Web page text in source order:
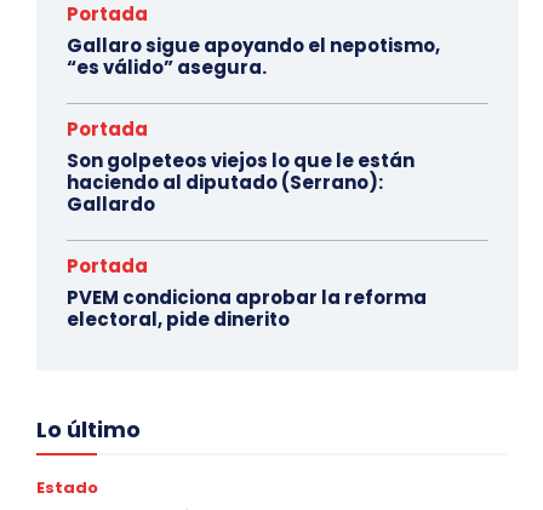
Portada
Gallaro sigue apoyando el nepotismo,
“es válido” asegura.
Portada
Son golpeteos viejos lo que le están
haciendo al diputado (Serrano):
Gallardo
Portada
PVEM condiciona aprobar la reforma
electoral, pide dinerito
Lo último
Estado